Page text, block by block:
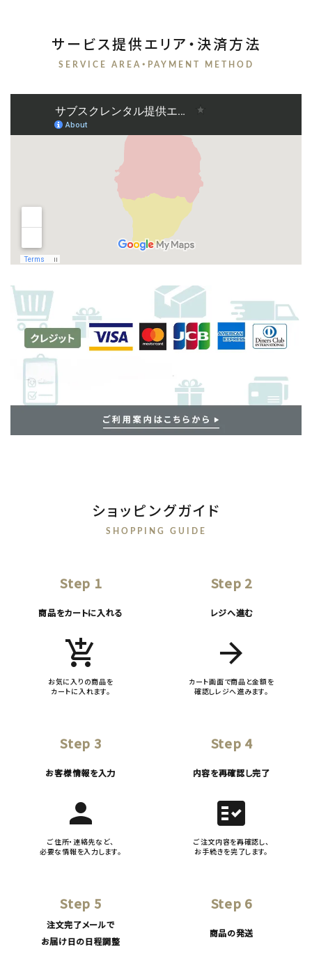
サービス提供エリア・決済方法
SERVICE AREA・PAYMENT METHOD
ショッピングガイド
SHOPPING GUIDE
Step 1
商品をカートに入れる
add_shopping_cart
お気に入りの商品を
カートに入れます。
Step 2
レジへ進む
arrow_forward
カート画面で商品と金額を
確認しレジへ進みます。
Step 3
お客様情報を入力
person
ご住所・連絡先など、
必要な情報を入力します。
Step 4
内容を再確認し完了
fact_check
ご注文内容を再確認し、
お手続きを完了します。
Step 5
注文完了メールで
お届け日の日程調整
Step 6
商品の発送